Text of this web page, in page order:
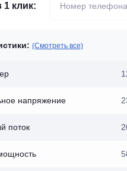
1 клик:
(Смотреть все)
напряжение
поток